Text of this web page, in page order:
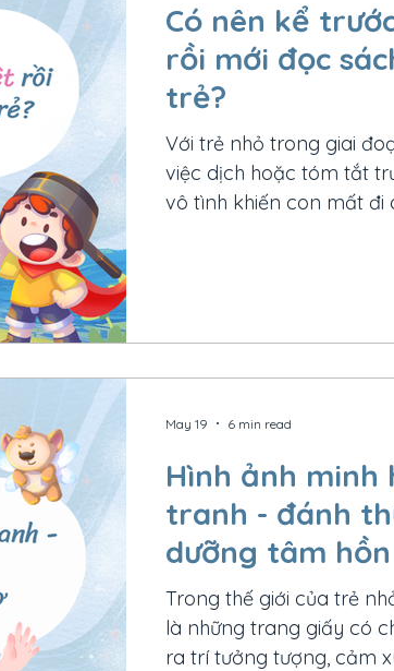
Có nên kể
rồi mới đọc
trẻ?
Với trẻ nhỏ trong giai
việc dịch hoặc tóm tắt
vô tình khiến con mất đi
Hình ảnh minh
tranh - đánh
dưỡng tâm
Trong thế giới của trẻ
là những trang giấy có
ra trí tưởng tượng, cảm
May 19 6 min read